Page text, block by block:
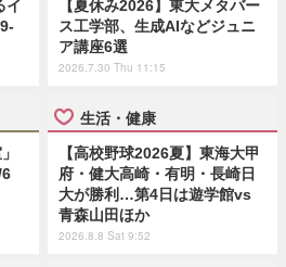
イ
【夏休み2026】東大メタバー
ス工学部、生成AIなどジュニ
ア講座6選
2026.7.30 Thu 11:15
生活・健康
【高校野球2026夏】東海大甲
府・健大高崎・有明・長崎日
大が勝利…第4日は遊学館vs
青森山田ほか
2026.8.8 Sat 9:52